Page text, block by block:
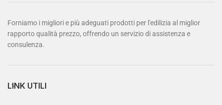
Forniamo i migliori e più adeguati prodotti per l'edilizia al miglior
rapporto qualità prezzo, offrendo un servizio di assistenza e
consulenza.
LINK UTILI